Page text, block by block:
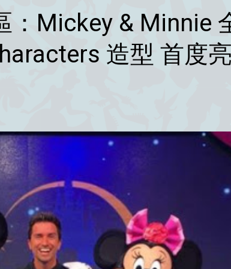
：Mickey & Minnie
造型 首度亮